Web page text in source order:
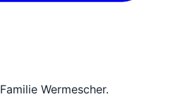
Wermescher.